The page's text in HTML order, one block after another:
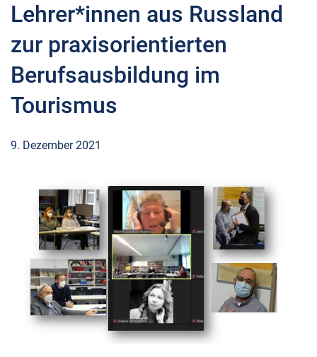
Lehrer*innen aus Russland
zur praxisorientierten
Berufsausbildung im
Tourismus
9. Dezember 2021